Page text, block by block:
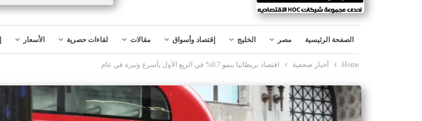
الصفحة الرئيسية مصر الخليج إقتصاد وأسواق مقالات لقاءات حصرية الأسعار
Home أخبار صحفية اقتصاد بريطانيا ينمو 0.7% في الربع الأول بأسرع وتيرة في عام